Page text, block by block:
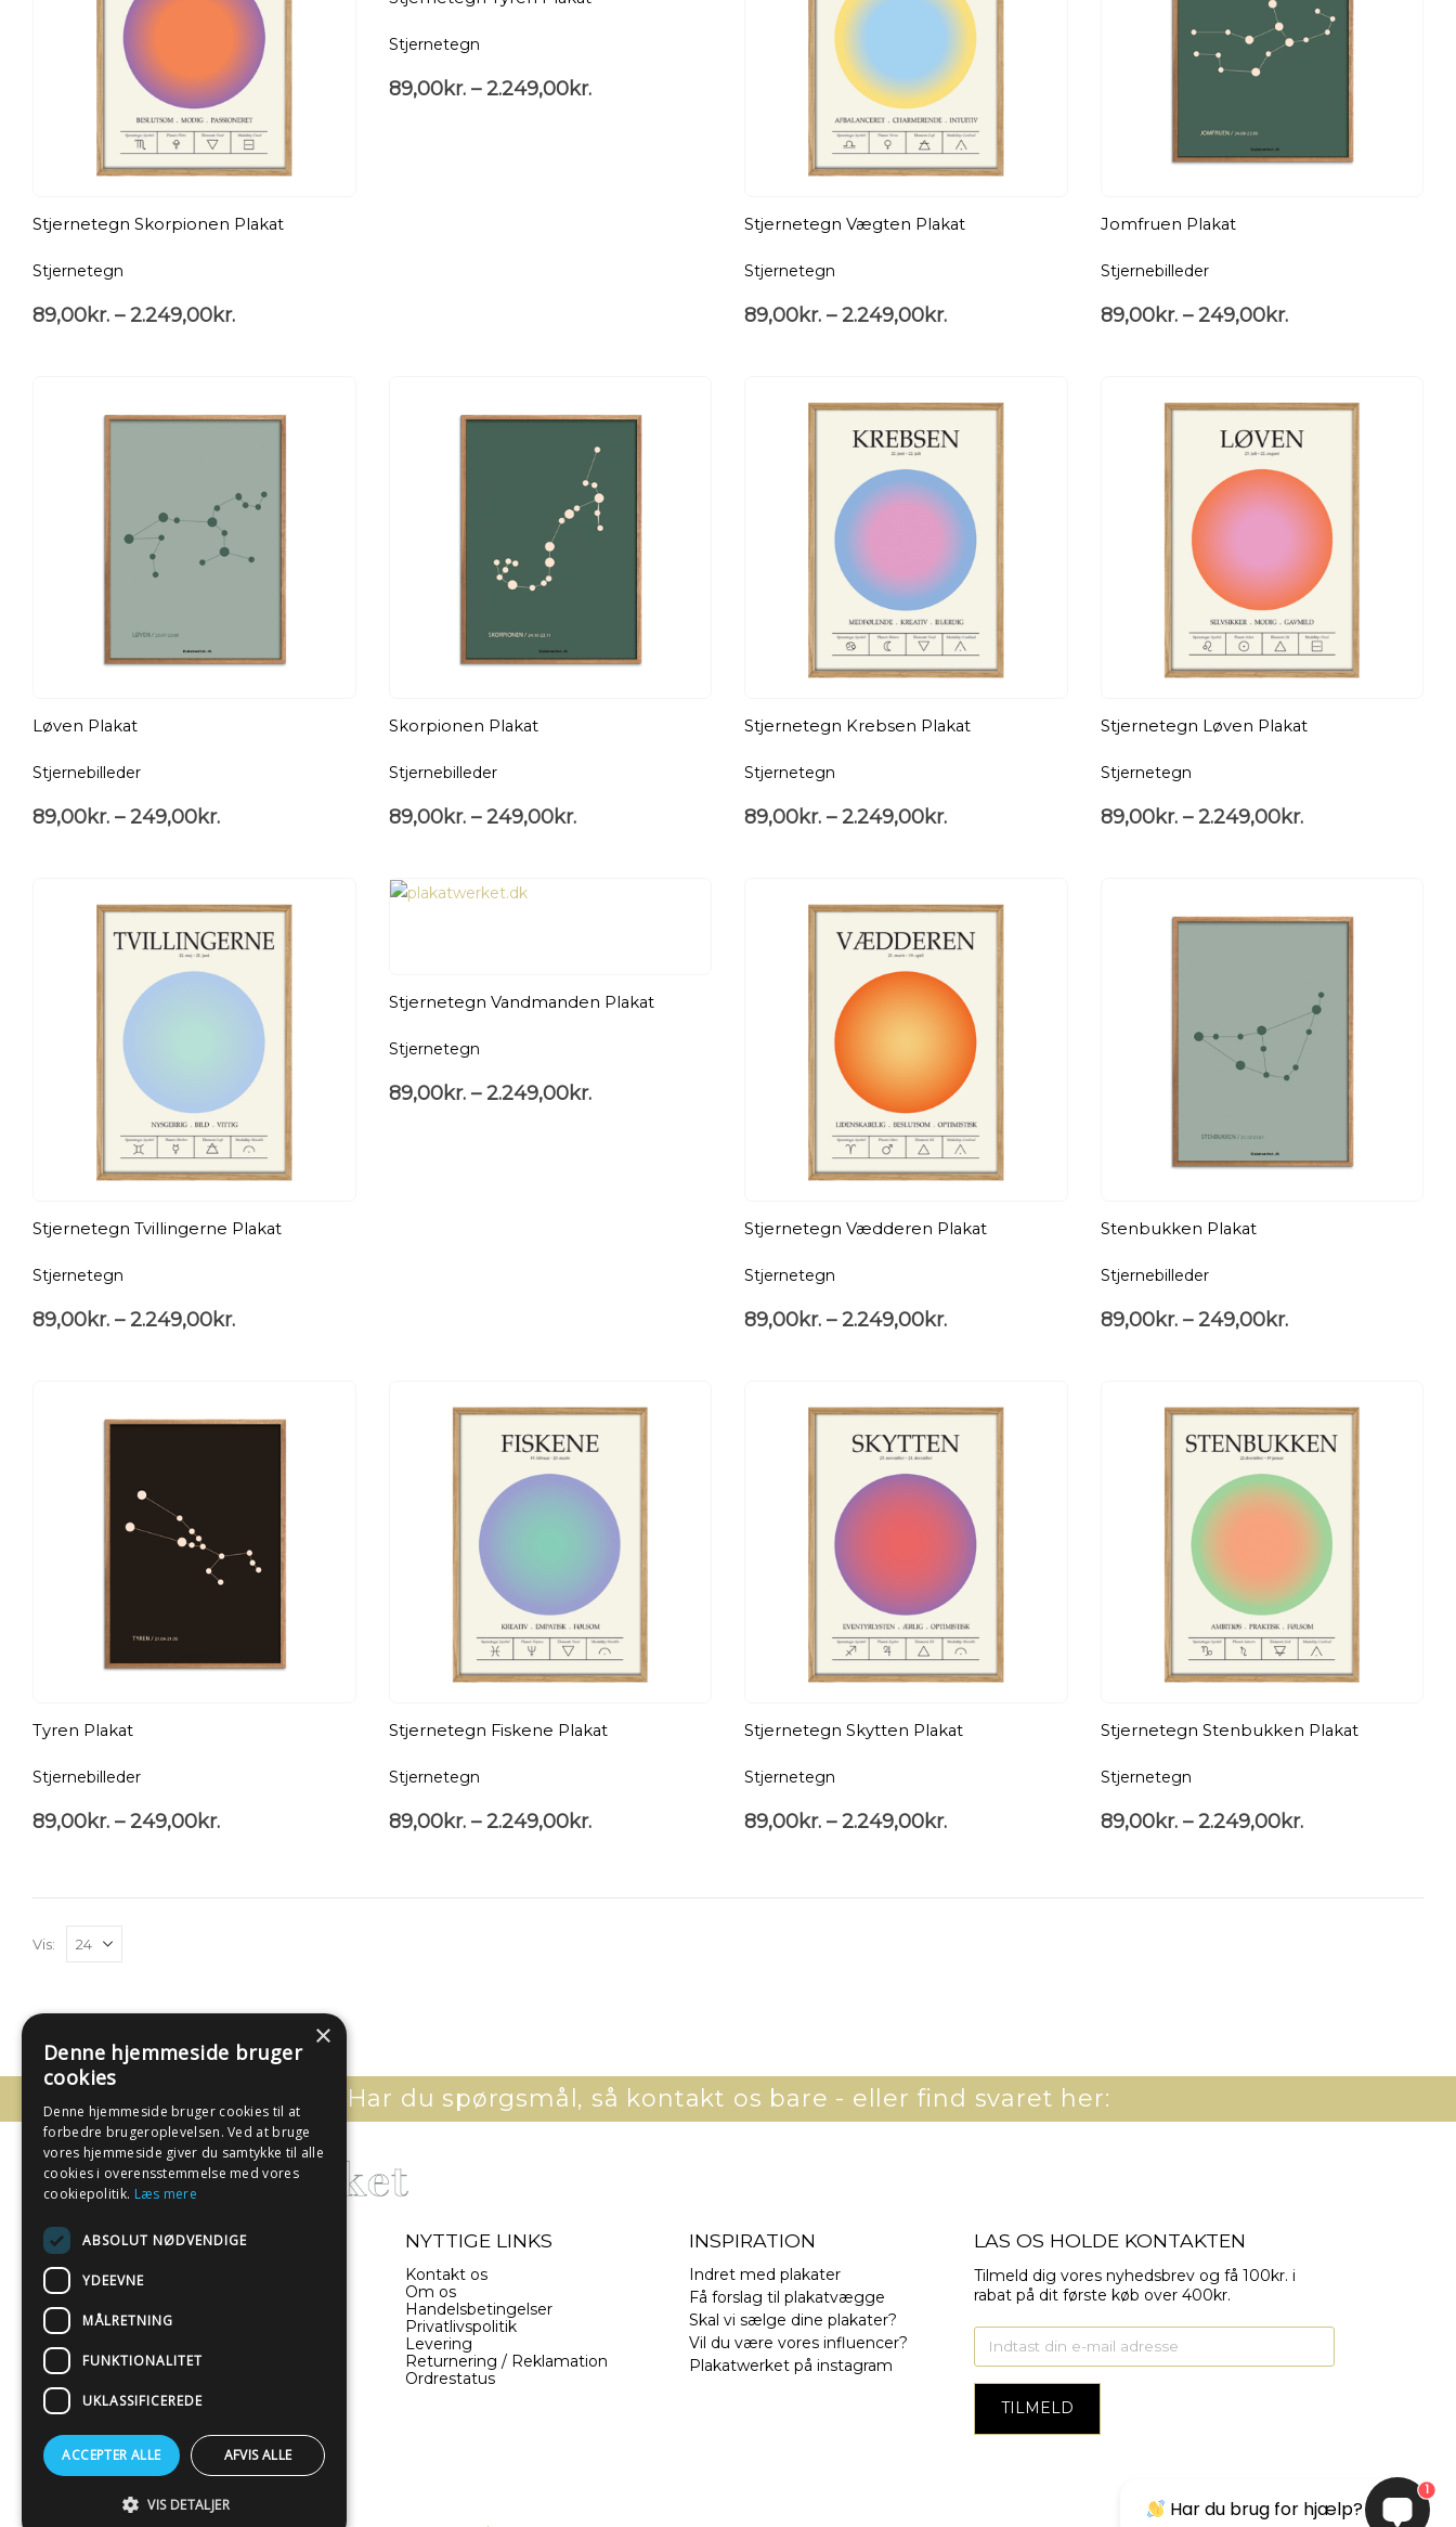
Stjernetegn Skorpionen Plakat
Stjernetegn
89,00kr. – 2.249,00kr.
Stjernetegn
89,00kr. – 2.249,00kr.
Stjernetegn Vægten Plakat
Stjernetegn
89,00kr. – 2.249,00kr.
Jomfruen Plakat
Stjernebilleder
89,00kr. – 249,00kr.
Løven Plakat
Stjernebilleder
89,00kr. – 249,00kr.
Skorpionen Plakat
Stjernebilleder
89,00kr. – 249,00kr.
Stjernetegn Krebsen Plakat
Stjernetegn
89,00kr. – 2.249,00kr.
Stjernetegn Løven Plakat
Stjernetegn
89,00kr. – 2.249,00kr.
Stjernetegn Tvillingerne Plakat
Stjernetegn
89,00kr. – 2.249,00kr.
Stjernetegn Vandmanden Plakat
Stjernetegn
89,00kr. – 2.249,00kr.
Stjernetegn Vædderen Plakat
Stjernetegn
89,00kr. – 2.249,00kr.
Stenbukken Plakat
Stjernebilleder
89,00kr. – 249,00kr.
Tyren Plakat
Stjernebilleder
89,00kr. – 249,00kr.
Stjernetegn Fiskene Plakat
Stjernetegn
89,00kr. – 2.249,00kr.
Stjernetegn Skytten Plakat
Stjernetegn
89,00kr. – 2.249,00kr.
Stjernetegn Stenbukken Plakat
Stjernetegn
89,00kr. – 2.249,00kr.
Vis:
Har du spørgsmål, så kontakt os bare - eller find svaret her:
- EN DEL AF ILLUX A/S
Sverigesvej 11
8660 Skanderborg
NYTTIGE LINKS
Kontakt os
Om os
Handelsbetingelser
Privatlivspolitik
Levering
Returnering / Reklamation
Ordrestatus
INSPIRATION
Indret med plakater
Få forslag til plakatvægge
Skal vi sælge dine plakater?
Vil du være vores influencer?
Plakatwerket på instagram
LAS OS HOLDE KONTAKTEN
Tilmeld dig vores nyhedsbrev og få 100kr. i
rabat på dit første køb over 400kr.
Har du brug for hjælp?
1
×
Denne hjemmeside bruger
cookies
Denne hjemmeside bruger cookies til at
forbedre brugeroplevelsen. Ved at bruge
vores hjemmeside giver du samtykke til alle
cookies i overensstemmelse med vores
cookiepolitik. Læs mere
ABSOLUT NØDVENDIGE
YDEEVNE
MÅLRETNING
FUNKTIONALITET
UKLASSIFICEREDE
ACCEPTER ALLE AFVIS ALLE
VIS DETALJER